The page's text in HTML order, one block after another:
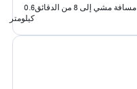
مسافة مشي إلى 8 من الدقائق
0.6
كيلومتر